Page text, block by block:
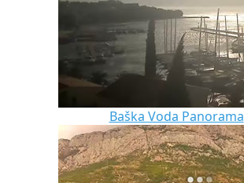
Baška Voda Panorama